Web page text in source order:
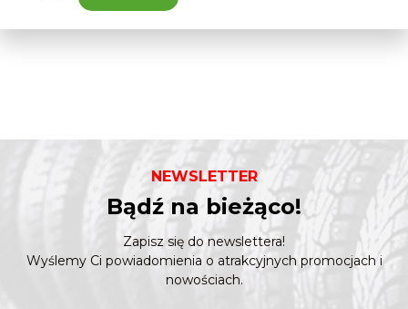
NEWSLETTER
Bądź na bieżąco!
Zapisz się do newslettera!
Wyślemy Ci powiadomienia o atrakcyjnych promocjach i
nowościach.